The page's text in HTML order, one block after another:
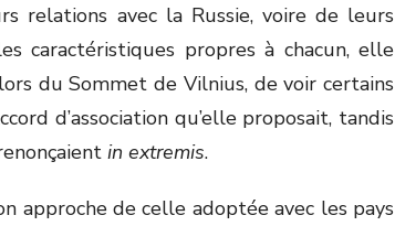
relations avec la Russie, voire de leurs
caractéristiques propres à chacun, elle
du Sommet de Vilnius, de voir certains
d’association qu’elle proposait, tandis
in extremis.
approche de celle adoptée avec les pays